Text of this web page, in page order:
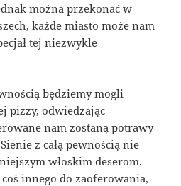
można przekonać w
każde miasto może nam
tej niezwykle
będziemy mogli
pizzy, odwiedzając
nam zostaną potrawy
z całą pewnością nie
włoskim deserom.
innego do zaoferowania,